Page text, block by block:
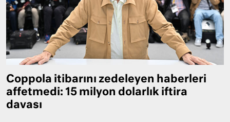
Coppola itibarını zedeleyen haberleri
affetmedi: 15 milyon dolarlık iftira
davası